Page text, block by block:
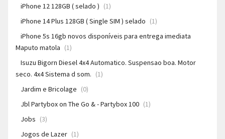
iPhone 12 128GB ( selado ) (1)
iPhone 14 Plus 128GB ( Single SIM ) selado (1)
iPhone 5s 16gb novos disponíveis para entrega imediata
Maputo matola (1)
Isuzu Bigorn Diesel 4x4 Automatico. Suspensao boa. Motor
seco. 4x4 Sistema d som. (1)
Jardim e Bricolage (0)
Jbl Partybox on The Go & - Partybox 100 (1)
Jobs (3)
Jogos de Lazer (1)